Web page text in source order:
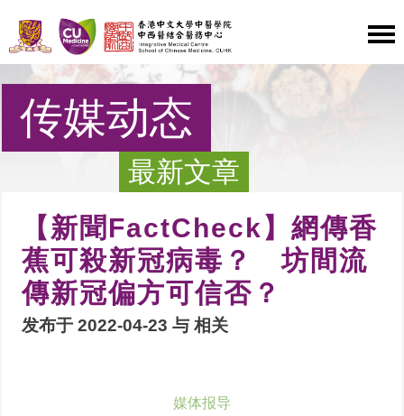
传媒动态
最新文章
【新聞FactCheck】網傳香
蕉可殺新冠病毒？ 坊間流
傳新冠偏方可信否？
发布于 2022-04-23 与相关
媒体报导